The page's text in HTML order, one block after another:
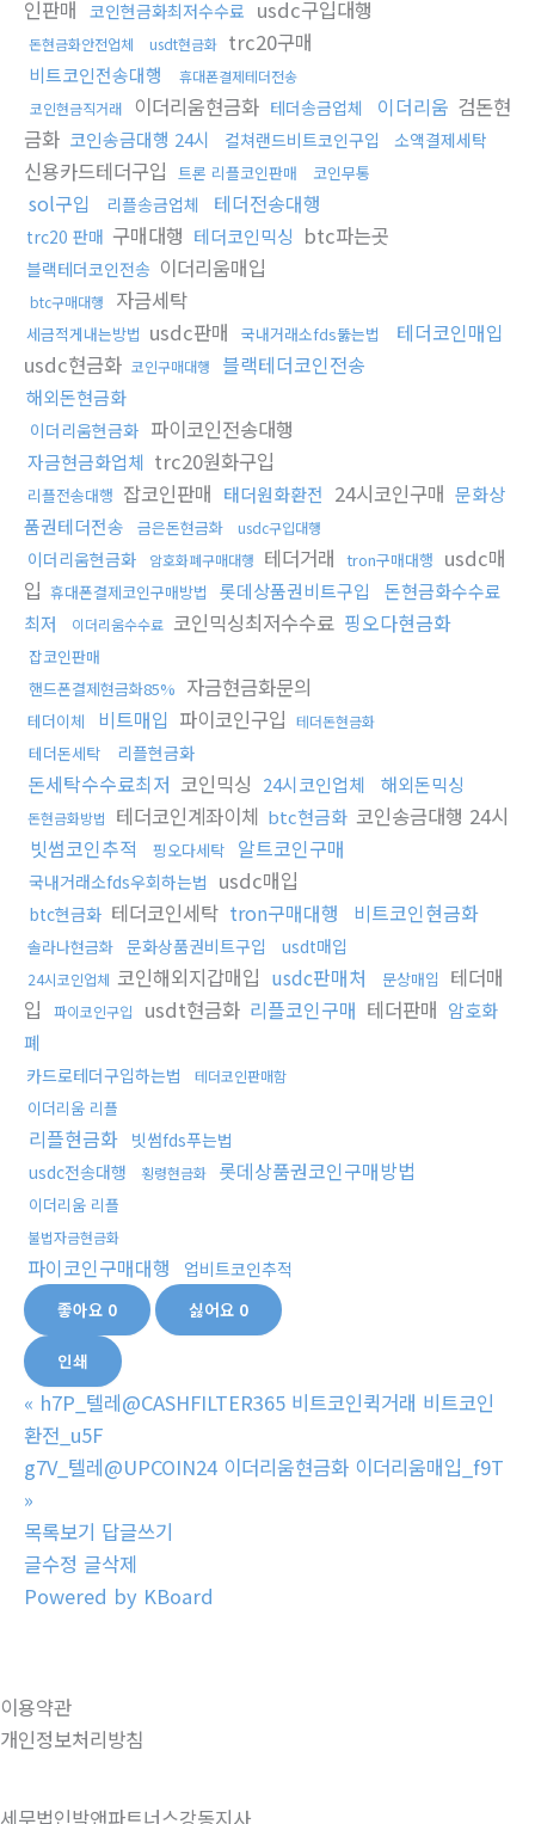
인판매 코인현금화최저수수료 usdc구입대행
돈현금화안전업체 usdt현금화 trc20구매
비트코인전송대행
휴대폰결제테더전송
코인현금직거래
이더리움현금화 테더송금업체 이더리움 검돈현
금화 코인송금대행 24시 컬쳐랜드비트코인구입 소액결제세탁
신용카드테더구입 트론 리플코인판매 코인무통
sol구입 리플송금업체 테더전송대행
trc20 판매 구매대행 테더코인믹싱 btc파는곳
블랙테더코인전송 이더리움매입
btc구매대행 자금세탁
세금적게내는방법 usdc판매 국내거래소fds뚫는법
테더코인매입
usdc현금화 코인구매대행 블랙테더코인전송
해외돈현금화
이더리움현금화 파이코인전송대행
자금현금화업체 trc20원화구입
리플전송대행 잡코인판매 태더원화환전 24시코인구매 문화상
품권테더전송
금은돈현금화 usdc구입대행
이더리움현금화 암호화폐구매대행 테더거래 tron구매대행 usdc매
입 휴대폰결제코인구매방법 롯데상품권비트구입
돈현금화수수료
최저
이더리움수수료 코인믹싱최저수수료 핑오다현금화
잡코인판매
핸드폰결제현금화85% 자금현금화문의
테더이체 비트매입 파이코인구입 테더돈현금화
테더돈세탁 리플현금화
돈세탁수수료최저 코인믹싱 24시코인업체 해외돈믹싱
돈현금화방법 테더코인계좌이체 btc현금화 코인송금대행 24시
빗썸코인추적
핑오다세탁 알트코인구매
국내거래소fds우회하는법 usdc매입
btc현금화 테더코인세탁 tron구매대행 비트코인현금화
솔라나현금화 문화상품권비트구입 usdt매입
24시코인업체 코인해외지갑매입 usdc판매처 문상매입
테더매
입
파이코인구입 usdt현금화 리플코인구매 테더판매 암호화
폐
카드로테더구입하는법 테더코인판매함
이더리움 리플
리플현금화 빗썸fds푸는법
usdc전송대행
횡령현금화 롯데상품권코인구매방법
이더리움 리플
불법자금현금화
파이코인구매대행
업비트코인추적
좋아요 0 싫어요 0
인쇄
« h7P_텔레@CASHFILTER365 비트코인퀵거래 비트코인
환전_u5F
g7V_텔레@UPCOIN24 이더리움현금화 이더리움매입_f9T
»
목록보기 답글쓰기
글수정 글삭제
Powered by KBoard
이용약관
개인정보처리방침
세무법인박앤파트너스강동지사